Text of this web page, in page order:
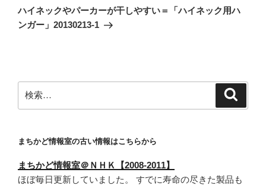
ー
シ
の
投
ハイネックやパーカーが干しやすい＝「ハイネック用ハ
ンガー」20130213-1
索:
まちかど情報室の古い情報はこちらから
まちかど情報室＠ＮＨＫ【2008-2011】
ほぼ毎日更新していました。 すでに寿命の尽きた製品も